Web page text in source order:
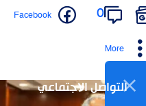
0
Facebook
More
التواصل الاجتماعي